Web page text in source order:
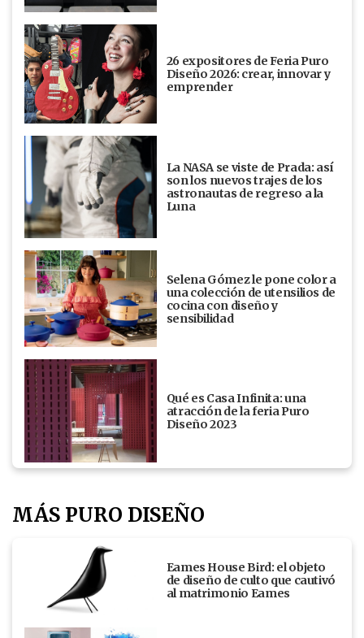
26 expositores de Feria Puro
Diseño 2026: crear, innovar y
emprender
La NASA se viste de Prada: así
son los nuevos trajes de los
astronautas de regreso a la
Luna
Selena Gómez le pone color a
una colección de utensilios de
cocina con diseño y
sensibilidad
Qué es Casa Infinita: una
atracción de la feria Puro
Diseño 2023
MÁS PURO DISEÑO
Eames House Bird: el objeto
de diseño de culto que cautivó
al matrimonio Eames